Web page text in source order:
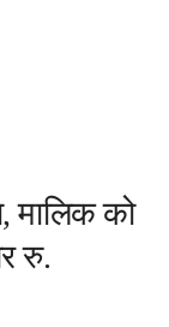
मालिक को
रु.